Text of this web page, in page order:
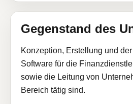
Gegenstand des
Konzeption, Erstellung und
Software für die
sowie die Leitung von
Bereich tätig sind.